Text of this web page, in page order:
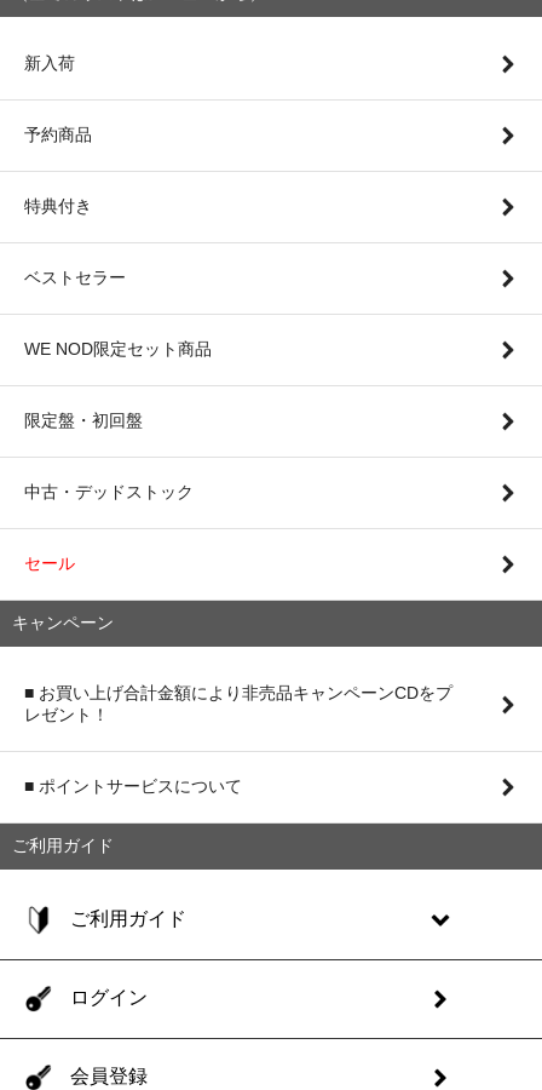
新入荷
予約商品
特典付き
ベストセラー
WE NOD限定セット商品
限定盤・初回盤
中古・デッドストック
セール
キャンペーン
■ お買い上げ合計金額により非売品キャンペーンCDをプ
レゼント！
■ ポイントサービスについて
ご利用ガイド
ご利用ガイド
ログイン
会員登録